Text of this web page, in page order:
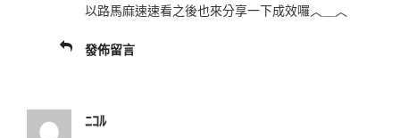
以路馬麻速速看之後也來分享一下成效囉︿＿︿
發佈留言
ﾆｺﾙ